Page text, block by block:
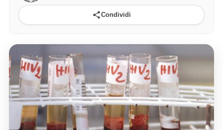
Condividi